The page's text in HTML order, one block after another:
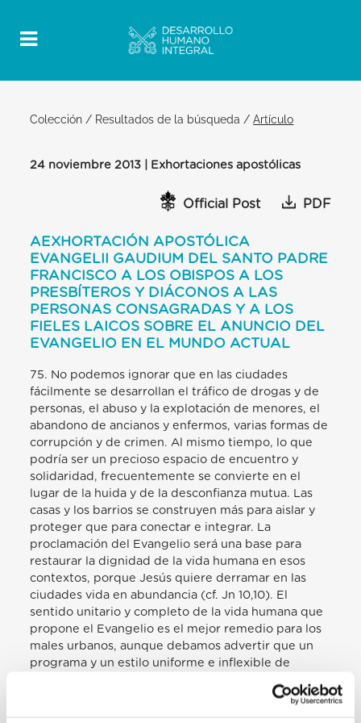
Colección / Resultados de la búsqueda /Artículo
24 noviembre 2013 | Exhortaciones apostólicas
Official Post PDF
AEXHORTACIÓN APOSTÓLICA
EVANGELII GAUDIUM DEL SANTO PADRE
FRANCISCO A LOS OBISPOS A LOS
PRESBÍTEROS Y DIÁCONOS A LAS
PERSONAS CONSAGRADAS Y A LOS
FIELES LAICOS SOBRE EL ANUNCIO DEL
EVANGELIO EN EL MUNDO ACTUAL
75. No podemos ignorar que en las ciudades
fácilmente se desarrollan el tráfico de drogas y de
personas, el abuso y la explotación de menores, el
abandono de ancianos y enfermos, varias formas de
corrupción y de crimen. Al mismo tiempo, lo que
podría ser un precioso espacio de encuentro y
solidaridad, frecuentemente se convierte en el
lugar de la huida y de la desconfianza mutua. Las
casas y los barrios se construyen más para aislar y
proteger que para conectar e integrar. La
proclamación del Evangelio será una base para
restaurar la dignidad de la vida humana en esos
contextos, porque Jesús quiere derramar en las
ciudades vida en abundancia (cf. Jn 10,10). El
sentido unitario y completo de la vida humana que
propone el Evangelio es el mejor remedio para los
males urbanos, aunque debamos advertir que un
programa y un estilo uniforme e inflexible de
Pero vivir a fondo lo humano e introducirse en el